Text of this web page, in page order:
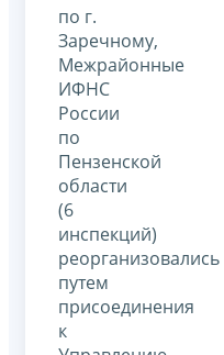
по г.
Заречному,
Межрайонные
ИФНС
России
по
Пензенской
области
(6
инспекций)
реорганизовались
путем
присоединения
к